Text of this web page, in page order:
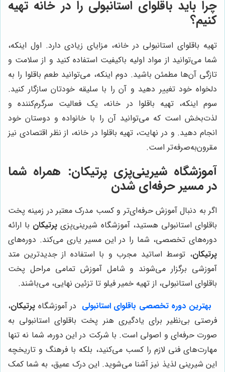
چرا باید باقلوای استانبولی را در خانه تهیه
کنیم؟
تهیه باقلوای استانبولی در خانه، مزایای زیادی دارد. اول اینکه،
شما می‌توانید از مواد اولیه باکیفیت استفاده کنید و از سلامت و
تازگی آن‌ها مطمئن باشید. دوم اینکه، می‌توانید طعم باقلوا را به
دلخواه خود تغییر دهید و آن را با سلیقه خودتان سازگار کنید.
سوم اینکه، تهیه باقلوا در خانه، یک فعالیت سرگرم‌کننده و
لذت‌بخش است که می‌توانید آن را با خانواده و دوستان خود
انجام دهید. و در نهایت، تهیه باقلوا در خانه، از نظر اقتصادی نیز
مقرون‌به‌صرفه‌تر است.
آموزشگاه شیرینی‌پزی پرتیکان: همراه شما
در مسیر حرفه‌ای شدن
اگر به دنبال آموزش حرفه‌ای‌تر و کسب مدرک معتبر در زمینه پخت
باقلوای استانبولی هستید، آموزشگاه شیرینی‌پزی پرتیکان با ارائه
دوره‌های تخصصی، شما را در این مسیر یاری می‌کند. دوره‌های
پرتیکان، توسط اساتید مجرب و با استفاده از جدیدترین متد
آموزشی برگزار می‌شوند و شامل آموزش تمامی مراحل پخت
باقلوای استانبولی، از تهیه خمیر فیلو تا تزئین نهایی، می‌باشند.
بهترین دوره تخصصی باقلوای استانبولی در آموزشگاه پرتیکان،
فرصتی بی‌نظیر برای یادگیری هنر پخت باقلوای استانبولی به
صورت حرفه‌ای و اصولی است. با شرکت در این دوره، شما نه تنها
مهارت‌های فنی لازم را کسب می‌کنید، بلکه با فرهنگ و تاریخچه
این شیرینی لذیذ نیز آشنا می‌شوید. این درک عمیق، به شما کمک